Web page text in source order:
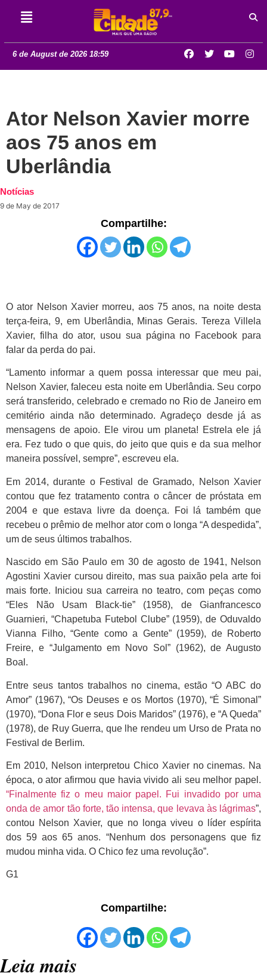
6 de August de 2026 18:59
Ator Nelson Xavier morre
aos 75 anos em
Uberlândia
Notícias
9 de May de 2017
Compartilhe:
O ator Nelson Xavier morreu, aos 75 anos, na noite desta
terça-feira, 9, em Uberlândia, Minas Gerais. Tereza Villela
Xavier, filha do ator, usou sua página no Facebook para
falar da perda do pai.
“Lamento informar a quem possa interessar que meu pai,
Nelson Xavier, faleceu esta noite em Uberlândia. Seu corpo
será transferido, celebrado e cremado no Rio de Janeiro em
cemitério ainda não determinado. Agradeço desde já as
mensagens de apoio. Ele virou um planeta! Estrela ele já
era. Fez tudo o que quis, do jeito que quis e da sua melhor
maneira possível, sempre”, escreveu ela.
Em 2014, durante o Festival de Gramado, Nelson Xavier
contou que fez tratamento contra o câncer de próstata em
2004 e que estava livre da doença. Foi lá também que
recebeu o prêmio de melhor ator com o longa “A despedida”,
um de seus últimos trabalhos.
Nascido em São Paulo em 30 de agosto de 1941, Nelson
Agostini Xavier cursou direito, mas sua paixão pela arte foi
mais forte. Iniciou sua carreira no teatro, com peças como
“Eles Não Usam Black-tie” (1958), de Gianfrancesco
Guarnieri, “Chapetuba Futebol Clube” (1959), de Oduvaldo
Vianna Filho, “Gente como a Gente” (1959), de Roberto
Freire, e “Julgamento em Novo Sol” (1962), de Augusto
Boal.
Entre seus tantos trabalhos no cinema, estão “O ABC do
Amor” (1967), “Os Deuses e os Mortos (1970), “É Simonal”
(1970), “Dona Flor e seus Dois Maridos” (1976), e “A Queda”
(1978), de Ruy Guerra, que lhe rendeu um Urso de Prata no
Festival de Berlim.
Em 2010, Nelson interpretou Chico Xavier no cinemas. Na
época, o ator afirmou que havia vivido ali seu melhor papel.
“Finalmente fiz o meu maior papel. Fui invadido por uma
onda de amor tão forte, tão intensa, que levava às lágrimas”,
contou Nelson Xavier, que no longa viveu o líder espírita
dos 59 aos 65 anos. “Nenhum dos personagens que fiz
mudou minha vida. O Chico fez uma revolução”.
G1
Compartilhe:
Leia mais